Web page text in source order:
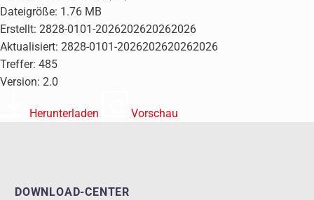
Dateigröße: 1.76 MB
Erstellt: 2828-0101-2026202620262026
Aktualisiert: 2828-0101-2026202620262026
Treffer: 485
Version: 2.0
Herunterladen Vorschau
DOWNLOAD-CENTER